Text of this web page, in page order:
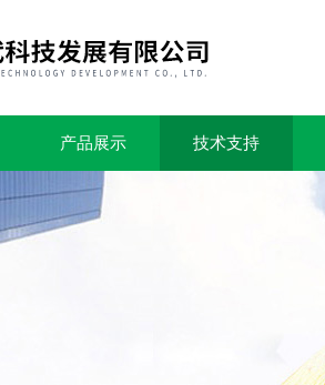
产品展示 技术支持